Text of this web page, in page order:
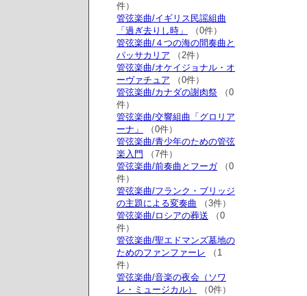
件）
管弦楽曲/イギリス民謡組曲
「過ぎ去りし時」
（0件）
管弦楽曲/４つの海の間奏曲と
パッサカリア （2件）
管弦楽曲/オケイジョナル・オ
ーヴァチュア （0件）
管弦楽曲/カナダの謝肉祭 （0
件）
管弦楽曲/交響組曲「グロリア
ーナ」
（0件）
管弦楽曲/青少年のための管弦
楽入門
（7件）
管弦楽曲/前奏曲とフーガ（0
件）
管弦楽曲/フランク・ブリッジ
の主題による変奏曲 （3件）
管弦楽曲/ロシアの葬送 （0
件）
管弦楽曲/聖エドマンズ墓地の
ためのファンファーレ （1
件）
管弦楽曲/音楽の夜会（ソワ
レ・ミュージカル）
（0件）